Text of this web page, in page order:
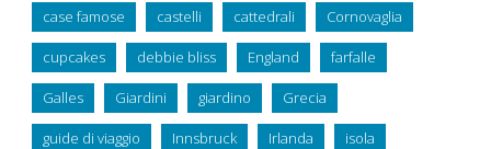
case famose castelli cattedrali Cornovaglia
cupcakes debbie bliss England farfalle
Galles Giardini giardino Grecia
guide di viaggio Innsbruck Irlanda isola